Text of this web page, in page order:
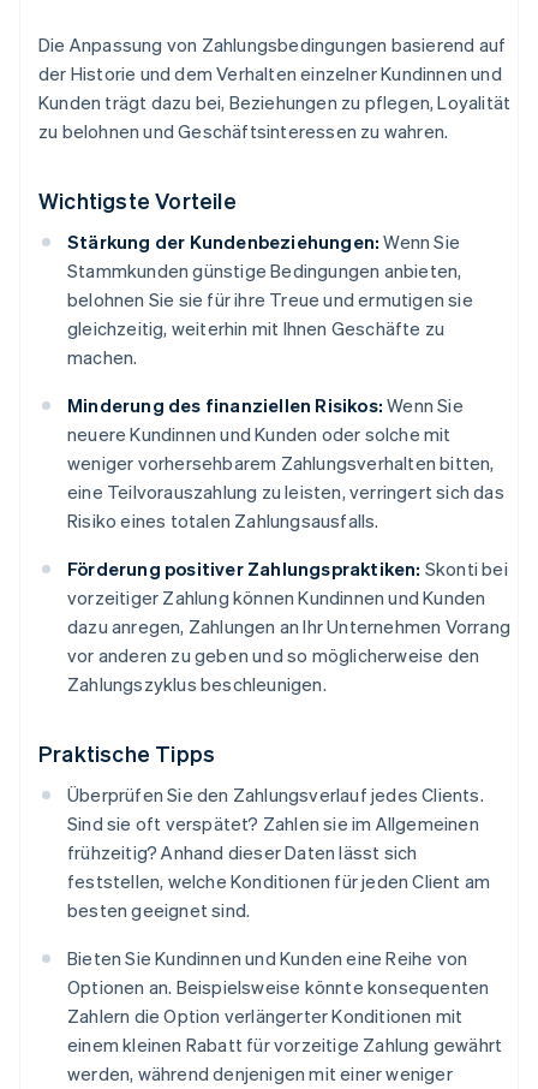
Die Anpassung von Zahlungsbedingungen basierend auf
der Historie und dem Verhalten einzelner Kundinnen und
Kunden trägt dazu bei, Beziehungen zu pflegen, Loyalität
zu belohnen und Geschäftsinteressen zu wahren.
Wichtigste Vorteile
Stärkung der Kundenbeziehungen: Wenn Sie
Stammkunden günstige Bedingungen anbieten,
belohnen Sie sie für ihre Treue und ermutigen sie
gleichzeitig, weiterhin mit Ihnen Geschäfte zu
machen.
Minderung des finanziellen Risikos: Wenn Sie
neuere Kundinnen und Kunden oder solche mit
weniger vorhersehbarem Zahlungsverhalten bitten,
eine Teilvorauszahlung zu leisten, verringert sich das
Risiko eines totalen Zahlungsausfalls.
Förderung positiver Zahlungspraktiken: Skonti bei
vorzeitiger Zahlung können Kundinnen und Kunden
dazu anregen, Zahlungen an Ihr Unternehmen Vorrang
vor anderen zu geben und so möglicherweise den
Zahlungszyklus beschleunigen.
Praktische Tipps
Überprüfen Sie den Zahlungsverlauf jedes Clients.
Sind sie oft verspätet? Zahlen sie im Allgemeinen
frühzeitig? Anhand dieser Daten lässt sich
feststellen, welche Konditionen für jeden Client am
besten geeignet sind.
Bieten Sie Kundinnen und Kunden eine Reihe von
Optionen an. Beispielsweise könnte konsequenten
Zahlern die Option verlängerter Konditionen mit
einem kleinen Rabatt für vorzeitige Zahlung gewährt
werden, während denjenigen mit einer weniger